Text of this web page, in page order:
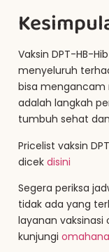
Vaksin DPT-HB-
menyeluruh
bisa mengancam
adalah langkah
tumbuh sehat
Pricelist vaksin
dicek disini
Segera periksa
tidak ada yang
layanan vaksinasi
kunjungi